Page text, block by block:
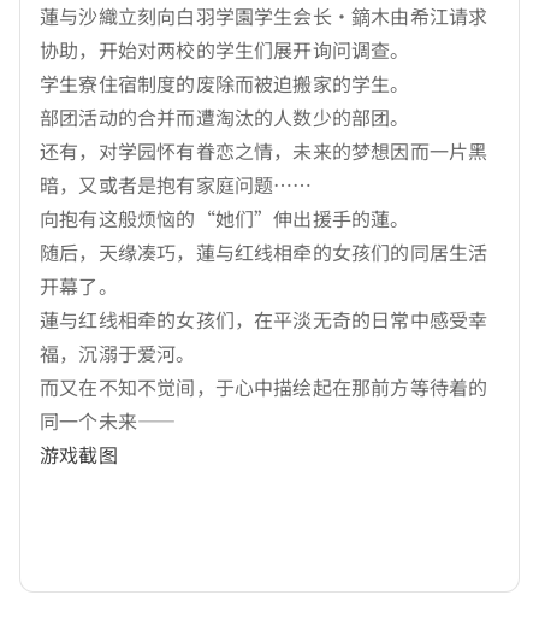
蓮与沙織立刻向白羽学園学生会长·鏑木由希江请求
协助，开始对两校的学生们展开询问调查。
学生寮住宿制度的废除而被迫搬家的学生。
部团活动的合并而遭淘汰的人数少的部团。
还有，对学园怀有眷恋之情，未来的梦想因而一片黑
暗，又或者是抱有家庭问题……
向抱有这般烦恼的“她们”伸出援手的蓮。
随后，天缘凑巧，蓮与红线相牵的女孩们的同居生活
开幕了。
蓮与红线相牵的女孩们，在平淡无奇的日常中感受幸
福，沉溺于爱河。
而又在不知不觉间，于心中描绘起在那前方等待着的
同一个未来——
游戏截图